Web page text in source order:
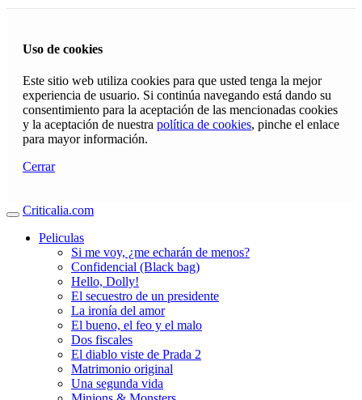
Uso de cookies
Este sitio web utiliza cookies para que usted tenga la mejor
experiencia de usuario. Si continúa navegando está dando su
consentimiento para la aceptación de las mencionadas cookies
y la aceptación de nuestra política de cookies, pinche el enlace
para mayor información.
Cerrar
Criticalia.com
Peliculas
Si me voy, ¿me echarán de menos?
Confidencial (Black bag)
Hello, Dolly!
El secuestro de un presidente
La ironía del amor
El bueno, el feo y el malo
Dos fiscales
El diablo viste de Prada 2
Matrimonio original
Una segunda vida